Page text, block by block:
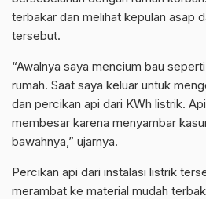
terbakar dan melihat kepulan asap
tersebut.
“Awalnya saya mencium bau
rumah. Saat saya keluar untuk
dan percikan api dari KWh listrik.
membesar karena menyambar
bawahnya,” ujarnya.
Percikan api dari instalasi listrik
merambat ke material mudah